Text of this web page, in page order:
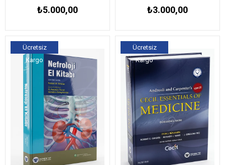
₺5.000,00 ₺3.000,00
Ücretsiz
Kargo
Ücretsiz
Kargo